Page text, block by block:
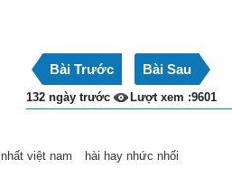
Bài Trước Bài Sau
132 ngày trước Lượt xem :9601
việt nam hài hay nhức nhối